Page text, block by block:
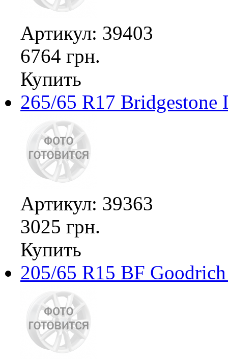
Артикул: 39403
6764 грн.
Купить
265/65 R17
Артикул: 39363
3025 грн.
Купить
205/65 R15 BF